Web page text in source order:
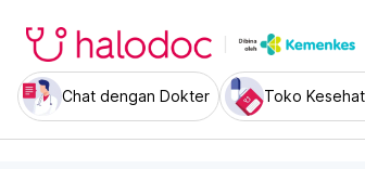
Chat dengan Dokter Toko